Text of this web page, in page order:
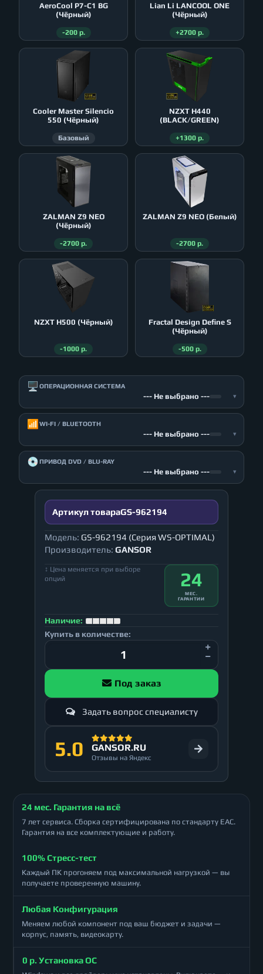
AeroСool P7-C1 BG
(Чёрный)
-200 р.
Lian Li LANCOOL ONE
(Чёрный)
+2700 р.
Cooler Master Silencio
550 (Чёрный)
Базовый
NZXT H440
(BLACK/GREEN)
+1300 р.
ZALMAN Z9 NEO
(Чёрный)
-2700 р.
ZALMAN Z9 NEO (Белый)
-2700 р.
NZXT H500 (Чёрный)
-1000 р.
Fractal Design Define S
(Чёрный)
-500 р.
🖥️ ОПЕРАЦИОННАЯ СИСТЕМА
--- Не выбрано --- ▾
📶 WI-FI / BLUETOOTH
--- Не выбрано --- ▾
💿ПРИВОД DVD / BLU-RAY
--- Не выбрано --- ▾
Артикул товараGS-962194
Модель: GS-962194 (Серия WS-OPTIMAL)
Производитель: GANSOR
↕ Цена меняется при выборе
опций
24
МЕС.
ГАРАНТИИ
Наличие:
Купить в количестве:
Под заказ
Задать вопрос специалисту
5.0 GANSOR.RU
Отзывы на Яндекс
24 мес. Гарантия на всё
7 лет сервиса. Сборка сертифицирована по стандарту ЕАС.
Гарантия на все комплектующие и работу.
100% Стресс-тест
Каждый ПК прогоняем под максимальной нагрузкой — вы
получаете проверенную машину.
Любая Конфигурация
Меняем любой компонент под ваш бюджет и задачи —
корпус, память, видеокарту.
0 р. Установка ОС